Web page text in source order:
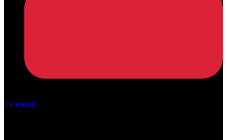
Facebook